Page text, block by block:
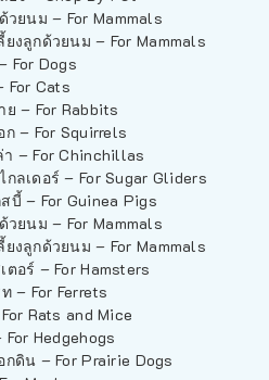
วยนม – For Mammals
งลูกด้วยนม – For Mammals
For Dogs
For Cats
– For Rabbits
– For Squirrels
– For Chinchillas
ลเดอร์ – For Sugar Gliders
บี้ – For Guinea Pigs
วยนม – For Mammals
งลูกด้วยนม – For Mammals
อร์ – For Hamsters
– For Ferrets
Rats and Mice
Hedgehogs
กดิน – For Prairie Dogs